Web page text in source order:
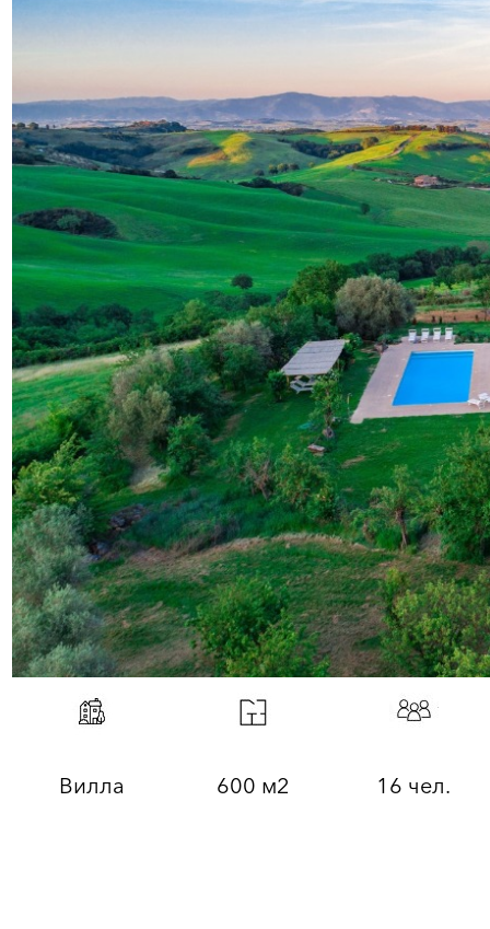
Вилла 600 м2 16 чел.